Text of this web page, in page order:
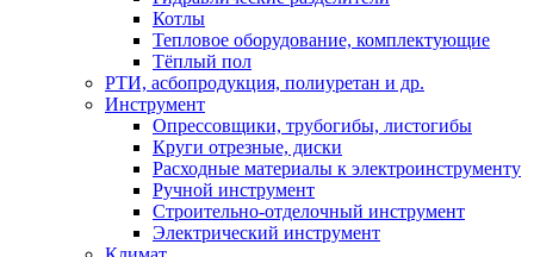
Котлы
Тепловое оборудование, комплектующие
Тёплый пол
РТИ, асбопродукция, полиуретан и др.
Инструмент
Опрессовщики, трубогибы, листогибы
Круги отрезные, диски
Расходные материалы к электроинструменту
Ручной инструмент
Строительно-отделочный инструмент
Электрический инструмент